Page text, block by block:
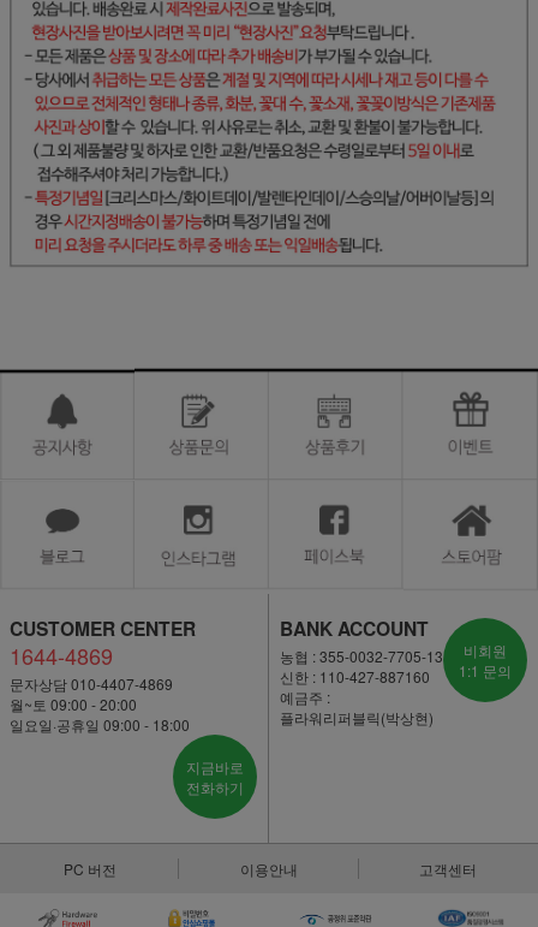
CUSTOMER CENTER
1644-4869
문자상담 010-4407-4869
월~토 09:00 - 20:00
일요일·공휴일 09:00 - 18:00
지금바로
전화하기
BANK ACCOUNT
농협 : 355-0032-7705-13
신한 : 110-427-887160
예금주 :
플라워리퍼블릭(박상현)
비회원
1:1 문의
PC 버전 이용안내 고객센터